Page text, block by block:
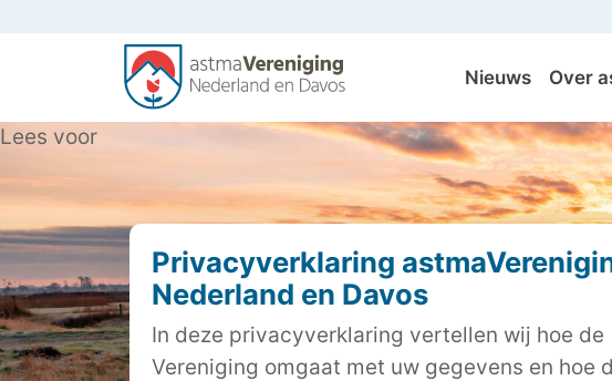
Nieuws Over
Lees voor
Privacyverklaring
Nederland en Davos
In deze privacyverklaring vertellen wij hoe de
Vereniging omgaat met uw gegevens en hoe